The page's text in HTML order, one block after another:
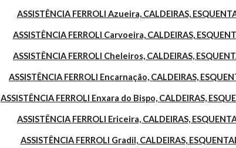
ASSISTÊNCIA FERROLI Azueira, CALDEIRAS,
ASSISTÊNCIA FERROLI Carvoeira, CALDEIRAS,
ASSISTÊNCIA FERROLI Cheleiros, CALDEIRAS,
ASSISTÊNCIA FERROLI Encarnação, CALDEIRAS,
ASSISTÊNCIA FERROLI Enxara do Bispo, CALDEIRAS,
ASSISTÊNCIA FERROLI Ericeira, CALDEIRAS,
ASSISTÊNCIA FERROLI Gradil, CALDEIRAS,